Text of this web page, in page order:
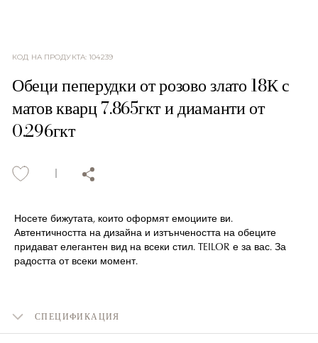
КОД НА ПРОДУКТА:104239
Обеци пеперудки от розово злато 18К с
матов кварц 7.865гкт и диаманти от
0.296гкт
Носете бижутата, които оформят емоциите ви.
Автентичността на дизайна и изтънчеността на обеците
придават елегантен вид на всеки стил. TEILOR е за вас. За
радостта от всеки момент.
СПЕЦИФИКАЦИЯ